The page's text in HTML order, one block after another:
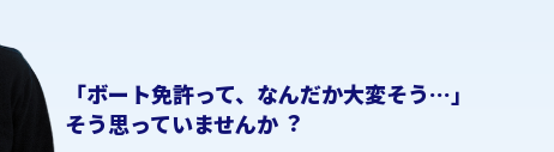
「ボート免許って、なんだか⼤変そう…」
そう思っていませんか︖